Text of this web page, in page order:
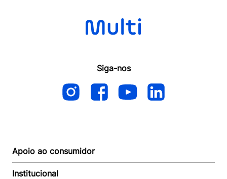
Siga-nos
Apoio ao consumidor
Autoatendimento
Institucional